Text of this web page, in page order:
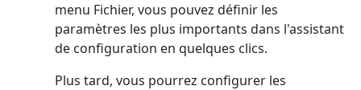
menu Fichier, vous pouvez définir les
paramètres les plus importants dans l'assistant
de configuration en quelques clics.
Plus tard, vous pourrez configurer les